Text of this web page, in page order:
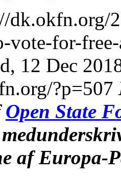
dk.okfn.org/
vote-for-
12 Dec
?p=507
Open State
af Europa-